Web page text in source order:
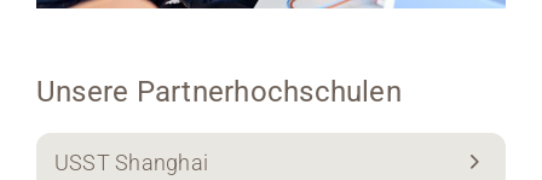
Unsere Partnerhochschulen
USST Shanghai